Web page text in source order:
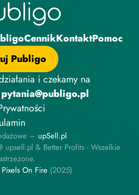
CennikKontaktPomoc
Publigo
i czekamy na
pytania@publigo.pl
– upSell.pl
upsell.pl & Better Profits - Wszelkie
Pixels On Fire (2025)